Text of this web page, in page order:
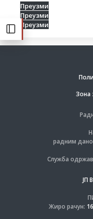
Преузми
Преузми
Преузми
Зона
радним
Служба
ЈП
Жиро рачун: